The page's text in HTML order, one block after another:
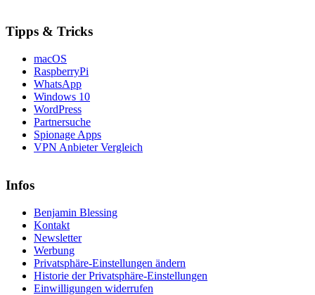
Tipps & Tricks
macOS
RaspberryPi
WhatsApp
Windows 10
WordPress
Partnersuche
Spionage Apps
VPN Anbieter Vergleich
Infos
Benjamin Blessing
Kontakt
Newsletter
Werbung
Privatsphäre-Einstellungen ändern
Historie der Privatsphäre-Einstellungen
Einwilligungen widerrufen